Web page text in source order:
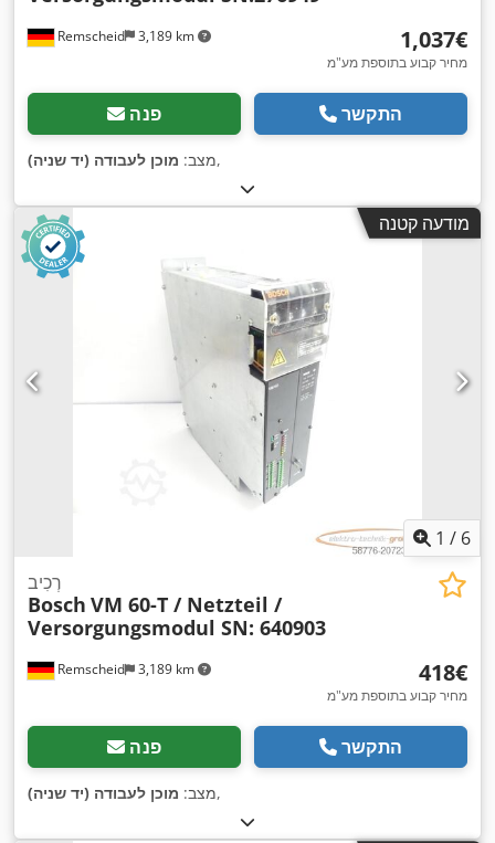
Remscheid 3,189 km ‏1,037 ‏€
מחיר קבוע בתוספת מע"מ
פנה התקשר
מצב: מוכן לעבודה (יד שניה) ,
מודעה קטנה
1 / 6
Remscheid 3,189 km
רְכִיב
Bosch VM 60-T / Netzteil /
Versorgungsmodul SN: 640903
‏418 ‏€
מחיר קבוע בתוספת מע"מ
פנה התקשר
מצב: מוכן לעבודה (יד שניה) ,